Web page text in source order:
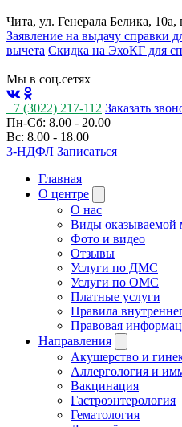
Чита, ул. Генерала Белика, 10а,
Заявление на выдачу справки
вычета Cкидка на ЭхоКГ для
Мы в соц.сетях
+7 (3022) 217-112 Заказать
Пн-Сб: 8.00 - 20.00
Вс: 8.00 - 18.00
3-НДФЛ Записаться
Главная
О центре
О нас
Виды оказываемой
Фото и видео
Отзывы
Услуги по ДМС
Услуги по ОМС
Платные услуги
Правила
Правовая
Направления
Акушерство и
Аллергология и
Вакцинация
Гастроэнтерология
Гематология